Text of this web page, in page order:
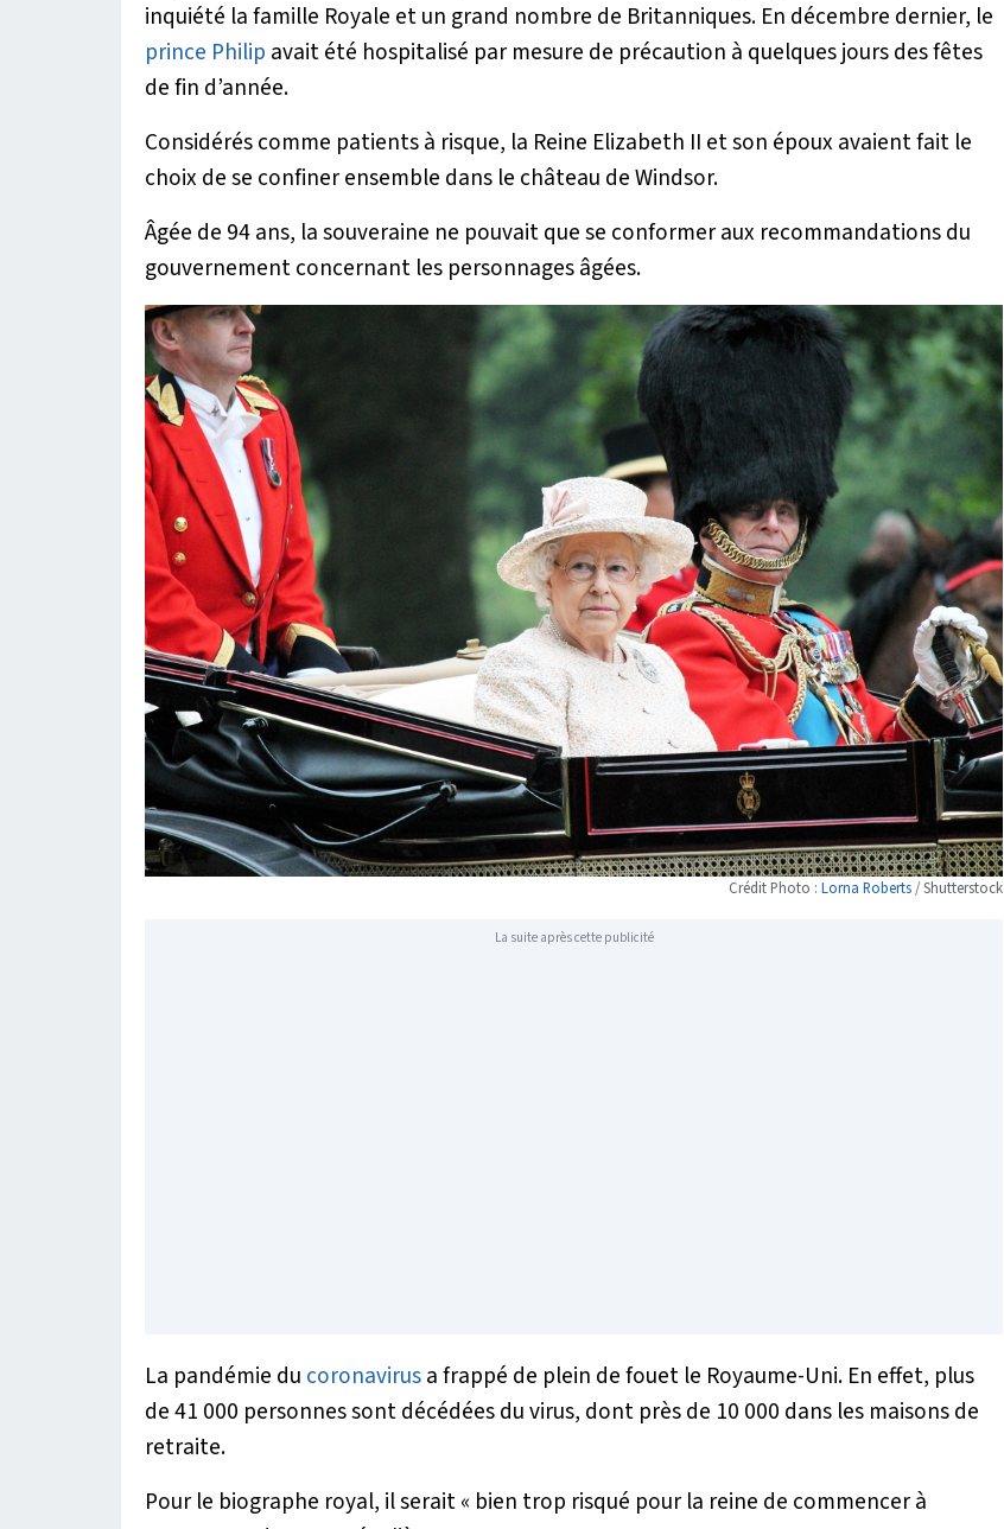
inquiété la famille Royale et un grand nombre de Britanniques. En décembre dernier, le
prince Philip avait été hospitalisé par mesure de précaution à quelques jours des fêtes
de fin d’année.
Considérés comme patients à risque, la Reine Elizabeth II et son époux avaient fait le
choix de se confiner ensemble dans le château de Windsor.
Âgée de 94 ans, la souveraine ne pouvait que se conformer aux recommandations du
gouvernement concernant les personnages âgées.
Crédit Photo :Lorna Roberts/ Shutterstock
La suite après cette publicité
La pandémie du coronavirusa frappé de plein de fouet le Royaume-Uni. En effet, plus
de 41 000 personnes sont décédées du virus, dont près de 10 000 dans les maisons de
retraite.
Pour le biographe royal, il serait« bien trop risqué pour la reine de commencer à